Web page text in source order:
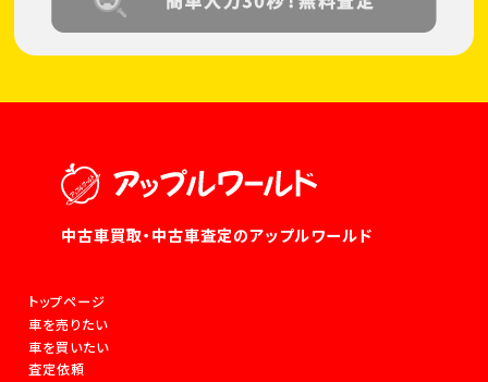
中古車買取・中古車査定のアップルワールド
トップページ
車を売りたい
車を買いたい
査定依頼